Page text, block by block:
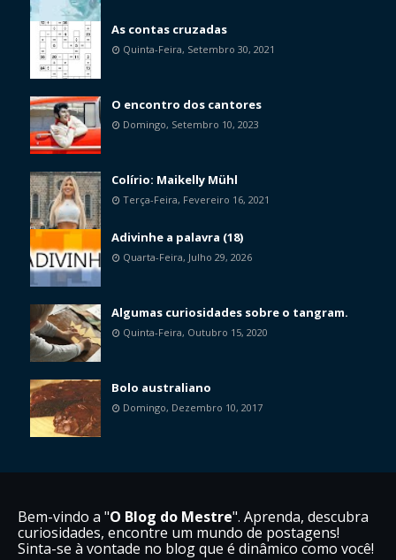
As contas cruzadas
Quinta-Feira, Setembro 30, 2021
O encontro dos cantores
Domingo, Setembro 10, 2023
Colírio: Maikelly Mühl
Terça-Feira, Fevereiro 16, 2021
Adivinhe a palavra (18)
Quarta-Feira, Julho 29, 2026
Algumas curiosidades sobre o tangram.
Quinta-Feira, Outubro 15, 2020
Bolo australiano
Domingo, Dezembro 10, 2017
Bem-vindo a "O Blog do Mestre". Aprenda, descubra
curiosidades, encontre um mundo de postagens!
Sinta-se à vontade no blog que é dinâmico como você!